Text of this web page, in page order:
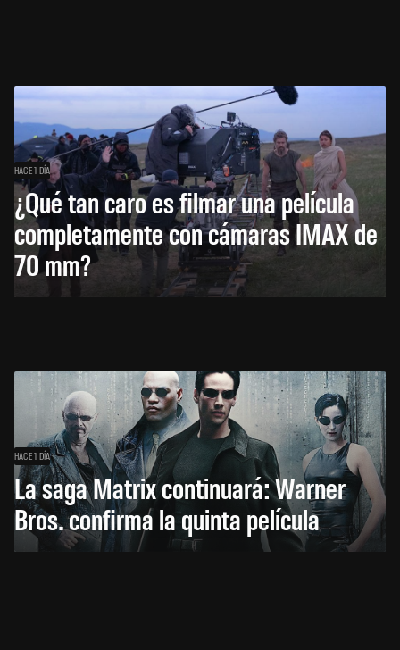
HACE 1 DÍA
¿Qué tan caro es filmar una película
completamente con cámaras IMAX de
70 mm?
HACE 1 DÍA
La saga Matrix continuará: Warner
Bros. confirma la quinta película